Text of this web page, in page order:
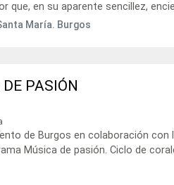
que, en su aparente sencillez,
María. Burgos
PASIÓN
de Burgos en colaboración
Música de pasión. Ciclo de